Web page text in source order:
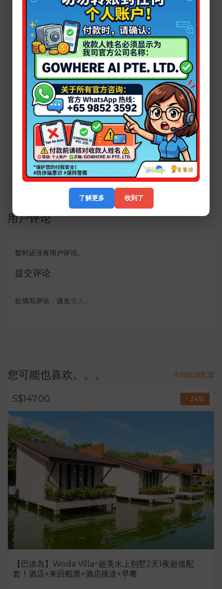
了解更多 收到了
②Google maps 直接搜索邮编【408564】即可找到相应路线
用户评论
暂时还没有用户评论。
提交评论
欲填写评论，请先登入 。
您可能也喜欢。。。 全部旅游配套
S$147.00 - 24%
【巴淡岛】Woda Villa~超美水上别墅2天1夜超值配
套！酒店+来回船票+酒店接送+早餐